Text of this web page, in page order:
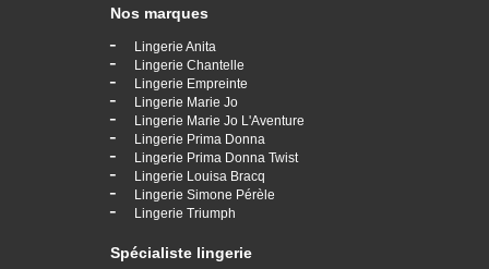
Nos marques
- Lingerie Anita
- Lingerie Chantelle
- Lingerie Empreinte
- Lingerie Marie Jo
- Lingerie Marie Jo L'Aventure
- Lingerie Prima Donna
- Lingerie Prima Donna Twist
- Lingerie Louisa Bracq
- Lingerie Simone Pérèle
- Lingerie Triumph
Spécialiste lingerie